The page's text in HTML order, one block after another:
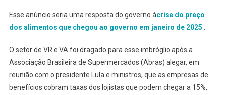
Esse anúncio seria uma resposta do governo àcrise do preço
dos alimentos que chegou ao governo em janeiro de 2025
O setor de VR e VA foi dragado para esse imbróglio após a
Associação Brasileira de Supermercados (Abras) alegar, em
reunião com o presidente Lula e ministros, que as empresas de
benefícios cobram taxas dos lojistas que podem chegar a 15%,